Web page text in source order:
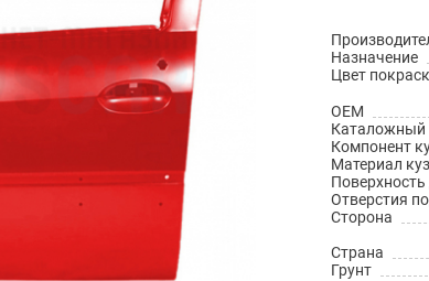
Назначение
Цвет
OEM
Каталожный
Компонент
Материал
Поверхность
Отверстия
Сторона
Страна
Грунт